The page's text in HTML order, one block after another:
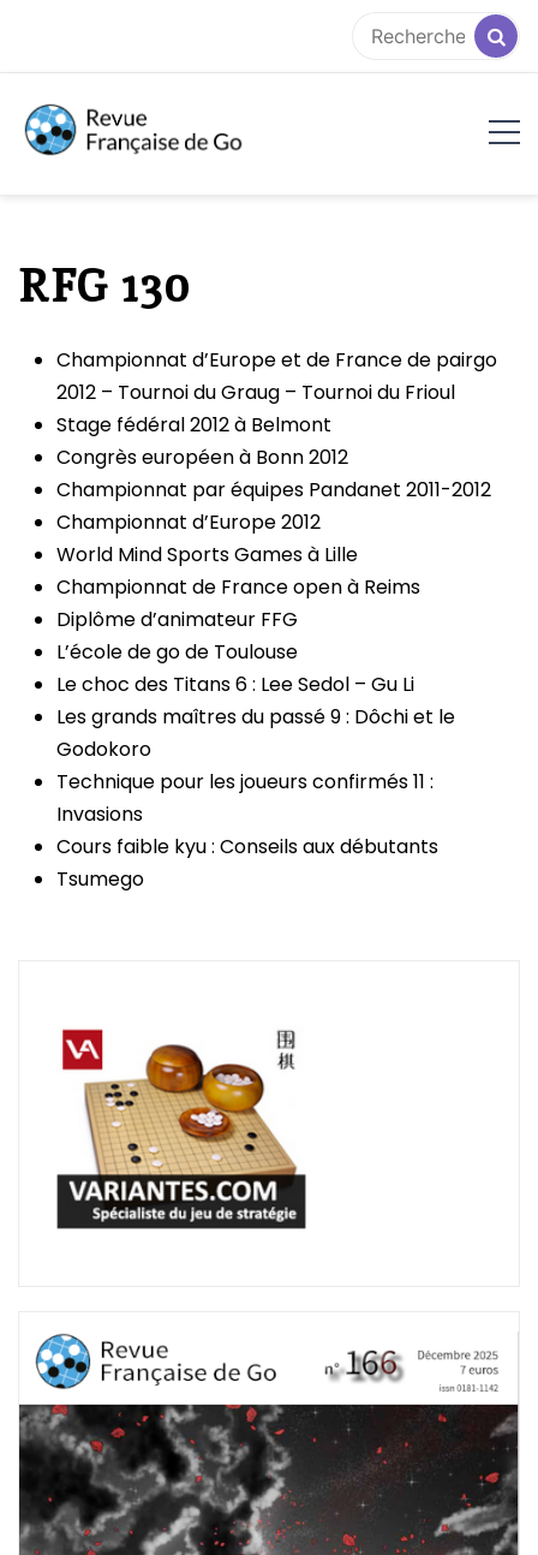
contenu
RFG 130
Championnat d’Europe et de France de pairgo
2012 – Tournoi du Graug – Tournoi du Frioul
Stage fédéral 2012 à Belmont
Congrès européen à Bonn 2012
Championnat par équipes Pandanet 2011-2012
Championnat d’Europe 2012
World Mind Sports Games à Lille
Championnat de France open à Reims
Diplôme d’animateur FFG
L’école de go de Toulouse
Le choc des Titans 6 : Lee Sedol – Gu Li
Les grands maîtres du passé 9 : Dôchi et le
Godokoro
Technique pour les joueurs confirmés 11 :
Invasions
Cours faible kyu : Conseils aux débutants
Tsumego